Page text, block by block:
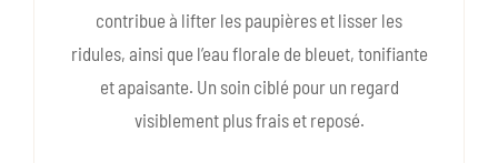
contribue à lifter les paupières et lisser les
ridules, ainsi que l’eau florale de bleuet, tonifiante
et apaisante. Un soin ciblé pour un regard
visiblement plus frais et reposé.